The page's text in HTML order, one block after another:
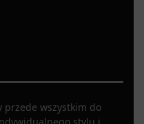
przede wszystkim do